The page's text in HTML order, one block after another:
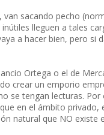
sacando pecho
lleguen a tales
a hacer bien, pero si
Ortega o el de
crear un emporio
se tengan lecturas.
en el ámbito privado,
natural que NO existe